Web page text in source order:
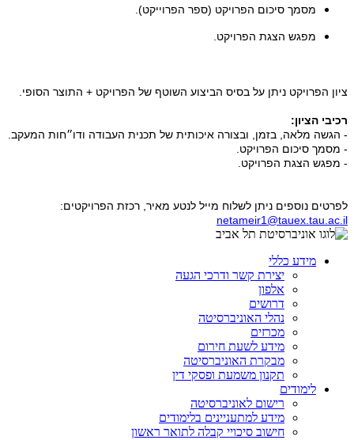
מסמך סיכום הפרויקט (ספר הפרוייקט).
מפגש הצגת הפרויקט.
ציון הפרויקט ניתן על בסיס הביצוע השוטף של הפרויקט + התוצר הסופי.
רכיבי הציון:
- הגשה מלאה, בזמן, ובצורה איכותית של תכנית העבודה ודו״חות המעקב.
- מסמך סיכום הפרויקט.
- מפגש הצגת הפרויקט.
לפרטים נוספים ניתן לשלוח מייל לנטע מאיר, רכזת הפרויקטים:
netameir1@tauex.tau.ac.il
מידע כללי
יצירת קשר ודרכי הגעה
אלפון
דרושים
נהלי האוניברסיטה
מכרזים
מידע לשעת חירום
מבקרת האוניברסיטה
תקנון משמעת ופסקי דין
לימודים
רישום לאוניברסיטה
מידע למתעניינים בלימודים
חישוב סיכויי קבלה לתואר ראשון